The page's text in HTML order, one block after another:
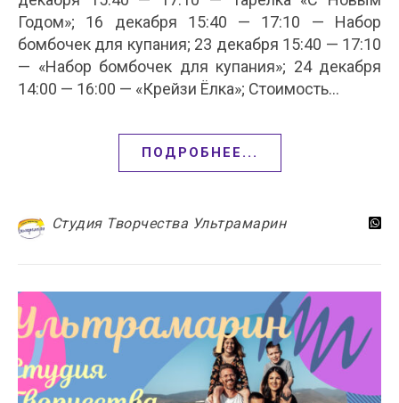
Годом»; 16 декабря 15:40 — 17:10 — Набор
бомбочек для купания; 23 декабря 15:40 — 17:10
— «Набор бомбочек для купания»; 24 декабря
14:00 — 16:00 — «Крейзи Ёлка»; Стоимость…
ПОДРОБНЕЕ...
Студия Творчества Ультрамарин